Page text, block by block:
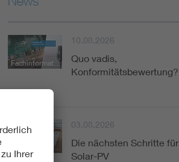
Fachinformation
10.08.2026
Quo vadis,
Konformitätsbewertung?
Fachinformation
03.08.2026
Die nächsten Schritte für
Solar-PV